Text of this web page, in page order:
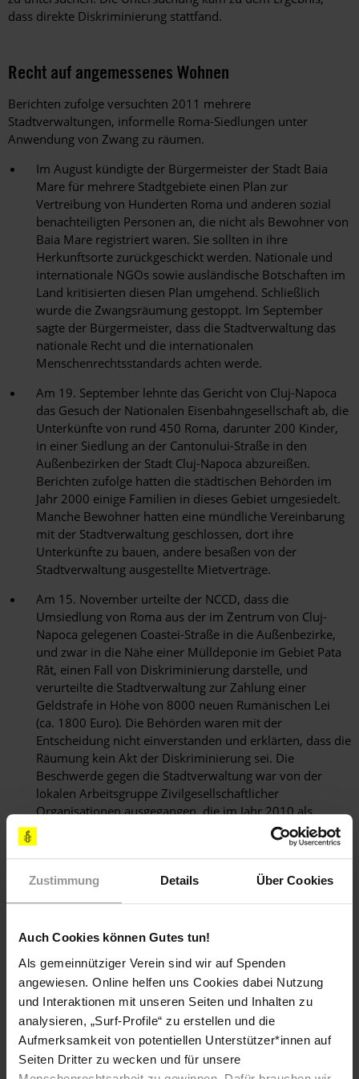
Zustimmung Details Über Cookies
Auch Cookies können Gutes tun!
Als gemeinnütziger Verein sind wir auf Spenden
angewiesen. Online helfen uns Cookies dabei Nutzung
und Interaktionen mit unseren Seiten und Inhalten zu
analysieren, „Surf-Profile“ zu erstellen und die
Aufmerksamkeit von potentiellen Unterstützer*innen auf
Seiten Dritter zu wecken und für unsere
dass direkte Diskriminierung stattfand.
Recht auf angemessenes Wohnen
Berichten zufolge versuchten 2011 mehrere
Stadtverwaltungen, informelle Roma-Siedlungen unter
Anwendung von Zwang zu räumen.
Im August kündigte der Bürgermeister der Stadt Baia
Mare für mehrere Stadtgebiete einen Plan zur
Vertreibung von Hunderten Roma und anderen sozial
benachteiligten Personen an, die nicht als Bewohner von
Baia Mare registriert waren. Sie sollten in ihre
Herkunftsorte zurückgeschickt werden. Nationale und
internationale NGOs sowie ausländische Botschaften im
Land kritisierten diesen Plan umgehend. Schließlich
wurde die Zwangsräumung gestoppt. Im September
sagte der Bürgermeister, dass die Stadtverwaltung das
nationale Recht und die internationalen
Menschenrechtsstandards achten werde.
Am 19. September lehnte das Gericht von Cluj-Napoca
das Gesuch der Nationalen Eisenbahngesellschaft ab, die
Unterkünfte von rund 450 Roma, darunter 200 Kinder,
in einer Siedlung an der Cantonului-Straße in den
Außenbezirken der Stadt Cluj-Napoca abzureißen.
Berichten zufolge hatten die städtischen Behörden im
Jahr 2000 einige Familien in dieses Gebiet umgesiedelt.
Manche Bewohner hatten eine mündliche Vereinbarung
mit der Stadtverwaltung geschlossen, dort ihre
Unterkünfte zu bauen, andere besaßen von der
Stadtverwaltung ausgestellte Mietverträge.
Am 15. November urteilte der NCCD, dass die
Umsiedlung von Roma aus der im Zentrum von Cluj-
Napoca gelegenen Coastei-Straße in die Außenbezirke,
und zwar in die Nähe einer Mülldeponie im Gebiet Pata
Rât, einen Fall von Diskriminierung darstelle, und
verurteilte die Stadtverwaltung zur Zahlung einer
Geldstrafe in Höhe von 8000 neuen Rumänischen Lei
(ca. 1800 Euro). Die Behörden waren mit der
Entscheidung nicht einverstanden und erklärten, dass die
Räumung kein Akt der Diskriminierung sei. Die
Beschwerde gegen die Stadtverwaltung war von der
lokalen Arbeitsgruppe Zivilgesellschaftlicher
Organisationen ausgegangen, die im Jahr 2010 als
Reaktion auf die Vertreibung aus der Coastei-Straße
gegründet worden war.
Transgendern.
Das neue Zivilgesetzbuch, das am 1. Oktober 2011 in Kraft
trat, verbietet gleichgeschlechtliche Partnerschaften und Ehen.
Es führt auch die Aberkennung gleichgeschlechtlicher
Partnerschaften und Ehen ein, die in anderen Ländern
rechtlich anerkannt sind.